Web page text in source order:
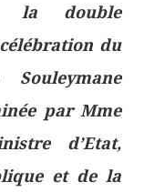
la double
du
par Mme
d’Etat,
et de la